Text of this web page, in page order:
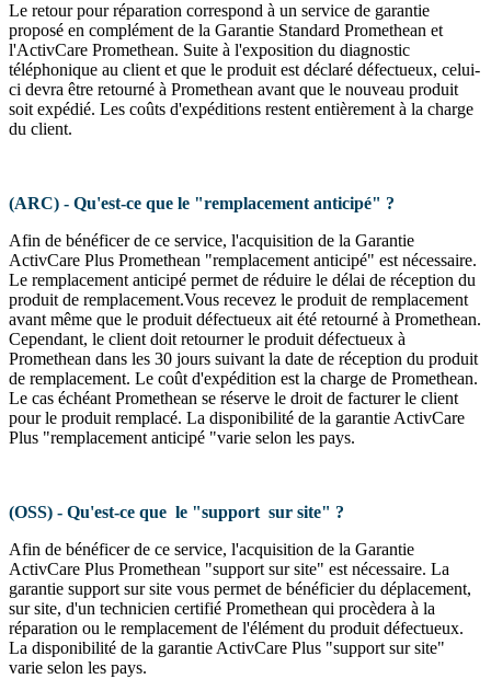
Le retour pour réparation correspond à un service de garantie
proposé en complément de la Garantie Standard Promethean et
l'ActivCare Promethean. Suite à l'exposition du diagnostic
téléphonique au client et que le produit est déclaré défectueux, celui-
ci devra être retourné à Promethean avant que le nouveau produit
soit expédié. Les coûts d'expéditions restent entièrement à la charge
du client.
(ARC) - Qu'est-ce que le "remplacement anticipé" ?
Afin de bénéficer de ce service, l'acquisition de la Garantie
ActivCare Plus Promethean "remplacement anticipé" est nécessaire.
Le remplacement anticipé permet de réduire le délai de réception du
produit de remplacement.Vous recevez le produit de remplacement
avant même que le produit défectueux ait été retourné à Promethean.
Cependant, le client doit retourner le produit défectueux à
Promethean dans les 30 jours suivant la date de réception du produit
de remplacement. Le coût d'expédition est la charge de Promethean.
Le cas échéant Promethean se réserve le droit de facturer le client
pour le produit remplacé. La disponibilité de la garantie ActivCare
Plus "remplacement anticipé "varie selon les pays.
(OSS) - Qu'est-ce que le "support sur site" ?
Afin de bénéficer de ce service, l'acquisition de la Garantie
ActivCare Plus Promethean "support sur site" est nécessaire. La
garantie support sur site vous permet de bénéficier du déplacement,
sur site, d'un technicien certifié Promethean qui procèdera à la
réparation ou le remplacement de l'élément du produit défectueux.
La disponibilité de la garantie ActivCare Plus "support sur site"
varie selon les pays.